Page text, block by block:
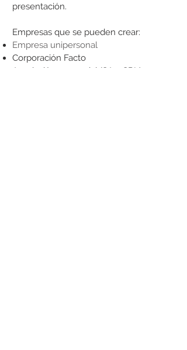
presentación.
Empresas que se pueden crear:
Empresa unipersonal
Corporación Facto
Asociación comercial (SA y SRL)